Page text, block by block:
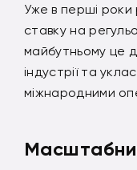
Уже в перші роки
ставку на
майбутньому це
індустрії та
міжнародними